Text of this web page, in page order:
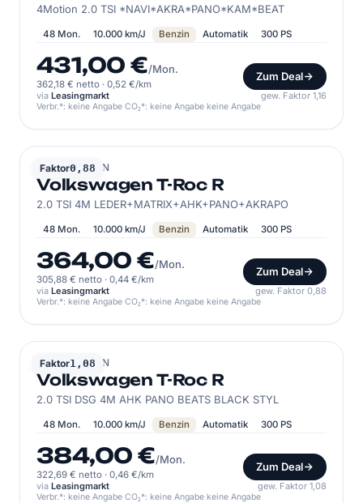
4Motion 2.0 TSI *NAVI*AKRA*PANO*KAM*BEAT
48 Mon. 10.000 km/J Benzin Automatik 300 PS
431,00 €/Mon.
362,18 € netto · 0,52 €/km
Zum Deal
via Leasingmarkt gew. Faktor 1,16
Verbr.*: keine Angabe CO₂*: keine Angabe keine Angabe
Faktor0,88
VOLKSWAGEN
Volkswagen T-Roc R
2.0 TSI 4M LEDER+MATRIX+AHK+PANO+AKRAPO
48 Mon. 10.000 km/J Benzin Automatik 300 PS
364,00 €/Mon.
305,88 € netto · 0,44 €/km
Zum Deal
via Leasingmarkt gew. Faktor 0,88
Verbr.*: keine Angabe CO₂*: keine Angabe keine Angabe
Faktor1,08
VOLKSWAGEN
Volkswagen T-Roc R
2.0 TSI DSG 4M AHK PANO BEATS BLACK STYL
48 Mon. 10.000 km/J Benzin Automatik 300 PS
384,00 €/Mon.
322,69 € netto · 0,46 €/km
Zum Deal
via Leasingmarkt gew. Faktor 1,08
Verbr.*: keine Angabe CO₂*: keine Angabe keine Angabe